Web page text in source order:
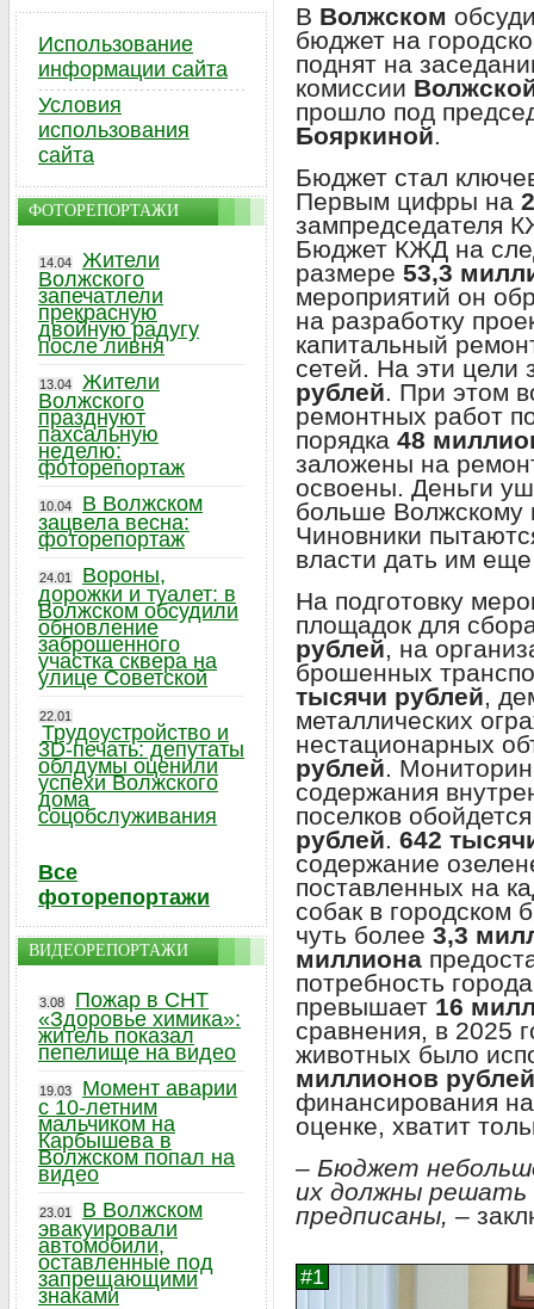
В Волжском
бюджет на
поднят на
комиссии
прошло под
Бояркиной.
Бюджет стал
Первым цифры на
зампредседателя
Бюджет КЖД на
размере 53,3
мероприятий он
на разработку
капитальный
сетей. На эти цели
рублей. При этом
ремонтных работ
порядка 48
заложены на
освоены. Деньги
больше Волжскому
Чиновники
власти дать им
На подготовку
площадок для
рублей, на
брошенных
тысячи рублей,
металлических
нестационарных
рублей.
содержания
поселков
рублей. 642
содержание
поставленных на
собак в городском
чуть более 3,3
миллиона
потребность
превышает 16
сравнения, в 2025
животных было
миллионов рублей
финансирования
оценке, хватит
– Бюджет
их должны решать
предписаны, –
Использование
информации сайта
Условия
использования
сайта
ФОТОРЕПОРТАЖИ
14.04
Жители
Волжского
запечатлели
прекрасную
двойную радугу
после ливня
13.04
Жители
Волжского
празднуют
пахсальную
неделю:
фоторепортаж
10.04
В Волжском
зацвела весна:
фоторепортаж
24.01
Вороны,
дорожки и туалет: в
Волжском обсудили
обновление
заброшенного
участка сквера на
улице Советской
22.01
Трудоустройство и
3D-печать: депутаты
облдумы оценили
успехи Волжского
дома
соцобслуживания
Все
фоторепортажи
ВИДЕОРЕПОРТАЖИ
3.08
Пожар в СНТ
«Здоровье химика»:
житель показал
пепелище на видео
19.03
Момент аварии
с 10-летним
мальчиком на
Карбышева в
Волжском попал на
видео
23.01
В Волжском
эвакуировали
автомобили,
оставленные под
запрещающими
знаками